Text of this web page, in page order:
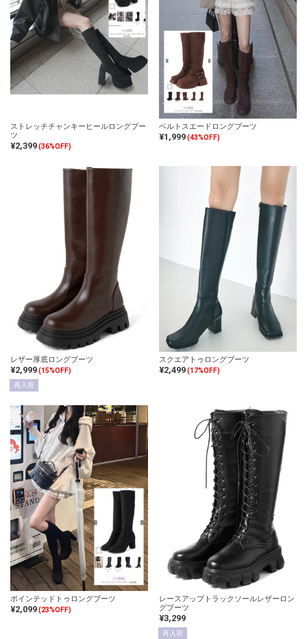
ストレッチチャンキーヒールロングブー
ツ
¥2,399(36%OFF)
ベルトスエードロングブーツ
¥1,999(43%OFF)
レザー厚底ロングブーツ
¥2,999(15%OFF)
再入荷
スクエアトゥロングブーツ
¥2,499(17%OFF)
ポインテッドトゥロングブーツ
¥2,099(23%OFF)
レースアップトラックソールレザーロン
グブーツ
¥3,299
再入荷